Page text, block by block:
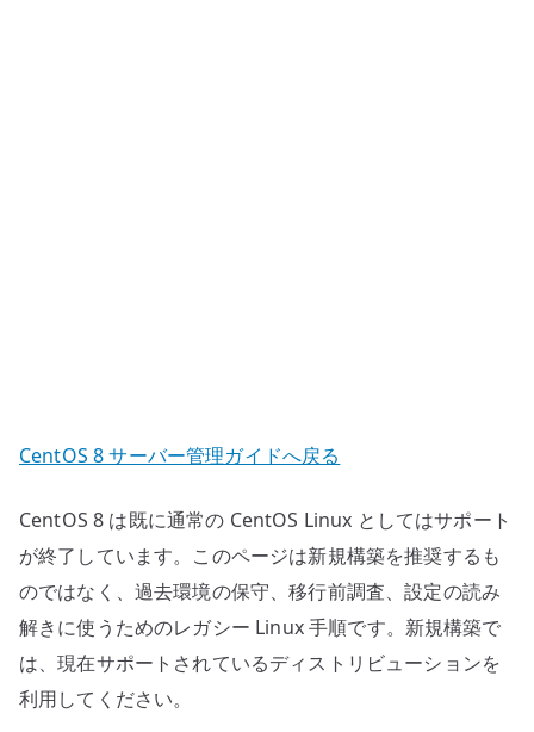
CentOS 8 サーバー管理ガイドへ戻る
CentOS 8 は既に通常の CentOS Linux としてはサポート
が終了しています。このページは新規構築を推奨するも
のではなく、過去環境の保守、移行前調査、設定の読み
解きに使うためのレガシー Linux 手順です。新規構築で
は、現在サポートされているディストリビューションを
利用してください。